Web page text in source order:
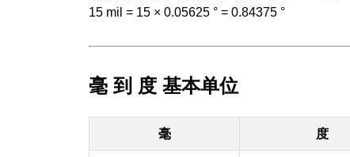
15 mil = 15 × 0.05625 ° = 0.84375 °
毫 到 度 基本单位
毫 度